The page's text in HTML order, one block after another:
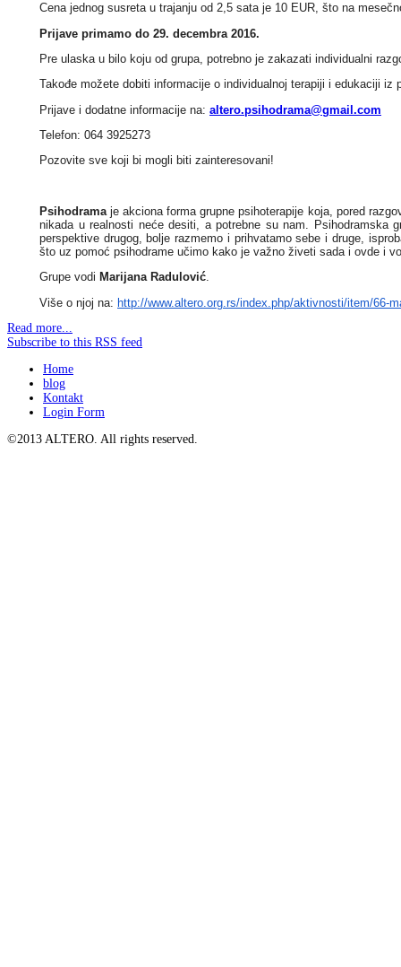
Cena jednog susreta u trajanju od 2,5 sata je 10 EUR, što na
Prijave primamo do 29. decembra 2016.
Pre ulaska u bilo koju od grupa, potrebno je zakazati individualni
Takođe možete dobiti informacije o individualnoj terapiji i edukaciji iz
Prijave i dodatne informacije na: altero.psihodrama@gmail.com
Telefon: 064 3925273
Pozovite sve koji bi mogli biti zainteresovani!
Psihodrama je akciona forma grupne psihoterapije koja, pored
nikada u realnosti neće desiti, a potrebne su nam. Psihodramska
perspektive drugog, bolje razmemo i prihvatamo sebe i druge,
što uz pomoć psihodrame učimo kako je važno živeti sada i ovde i
Grupe vodi Marijana Radulović.
Više o njoj na: http://www.altero.org.rs/index .php/aktivnosti/item/66-
Read more...
Subscribe to this RSS feed
Home
blog
Kontakt
Login Form
©2013 ALTERO. All rights reserved.